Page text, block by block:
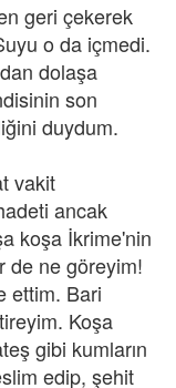
geri çekerek
o da içmedi.
dolaşa
son
duydum.
vakit
ancak
koşa İkrime'nin
de ne göreyim!
ettim. Bari
Koşa
gibi kumların
edip, şehit